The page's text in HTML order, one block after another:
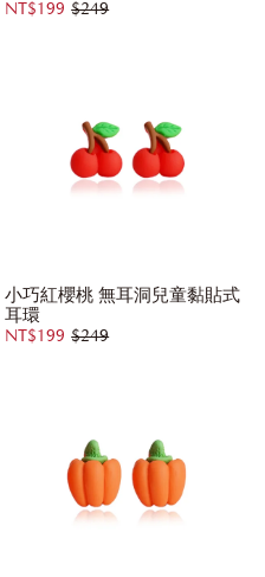
NT$199 $249
小巧紅櫻桃 無耳洞兒童黏貼式
耳環
NT$199 $249